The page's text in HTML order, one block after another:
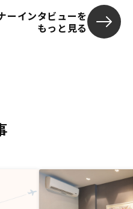
ーインタビューを
もっと見る